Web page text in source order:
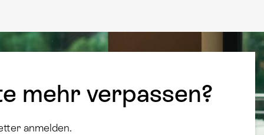
mehr verpassen?
anmelden.